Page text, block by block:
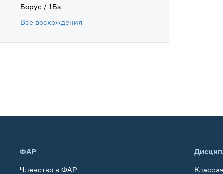
Борус / 1Бз
Все восхождения
ФАР
Членство в ФАР